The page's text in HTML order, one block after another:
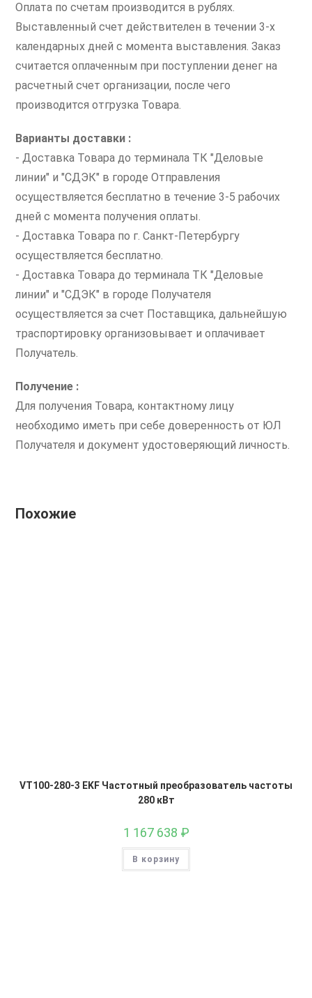
Оплата по счетам производится в рублях.
Выставленный счет действителен в течении 3-х
календарных дней с момента выставления. Заказ
считается оплаченным при поступлении денег на
расчетный счет организации, после чего
производится отгрузка Товара.
Варианты доставки :
- Доставка Товара до терминала ТК "Деловые
линии" и "СДЭК" в городе Отправления
осуществляется бесплатно в течение 3-5 рабочих
дней с момента получения оплаты.
- Доставка Товара по г. Санкт-Петербургу
осуществляется бесплатно.
- Доставка Товара до терминала ТК "Деловые
линии" и "СДЭК" в городе Получателя
осуществляется за счет Поставщика, дальнейшую
траспортировку организовывает и оплачивает
Получатель.
Получение :
Для получения Товара, контактному лицу
необходимо иметь при себе доверенность от ЮЛ
Получателя и документ удостоверяющий личность.
Похожие
VT100-280-3 EKF Частотный преобразователь частоты
280 кВт
1 167 638 ₽
В корзину